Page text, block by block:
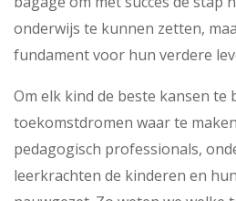
onderwijs te kunnen zetten,
fundament voor hun verdere
Om elk kind de beste kansen te
toekomstdromen waar te
pedagogisch professionals,
leerkrachten de kinderen en